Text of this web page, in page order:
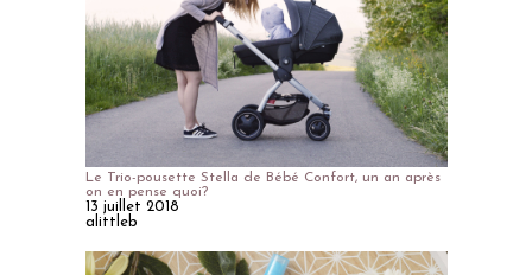
Le Trio-pousette Stella de Bébé Confort, un an après
on en pense quoi?
13 juillet 2018
alittleb